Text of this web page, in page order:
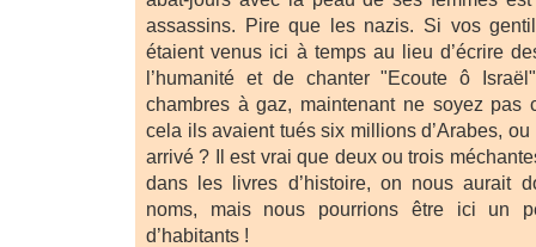
assassins. Pire que les nazis. Si vos
étaient venus ici à temps au lieu d’écrire
l’humanité et de chanter "Ecoute ô
chambres à gaz, maintenant ne soyez pas
cela ils avaient tués six millions d’Arabes,
arrivé ? Il est vrai que deux ou trois
dans les livres d’histoire, on nous aurait
noms, mais nous pourrions être ici un
d’habitants !